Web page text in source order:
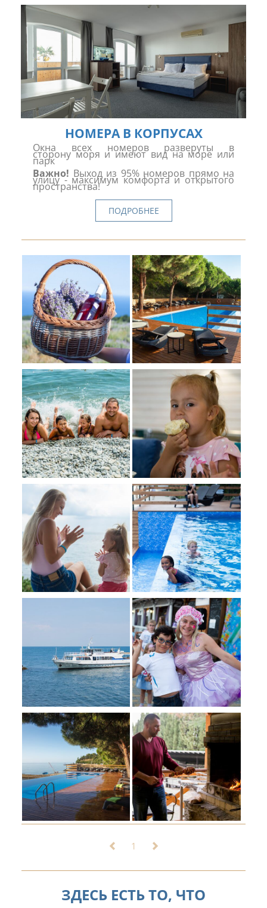
НОМЕРА В КОРПУСАХ
Окна всех номеров разверуты в
сторону моря и имеют вид на море или
парк
Важно! Выход из 95% номеров прямо на
улицу - максимум комфорта и открытого
пространства!
ПОДРОБНЕЕ
1
ЗДЕСЬ ЕСТЬ ТО, ЧТО